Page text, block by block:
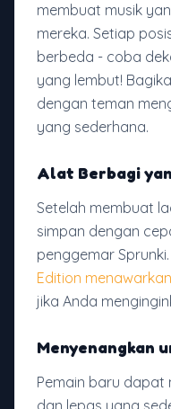
membuat musik
mereka. Setiap
berbeda - coba
yang lembut!
dengan teman
yang sederhana.
Alat Berbagi
Setelah membuat
simpan dengan
penggemar Sprunki.
Edition
jika Anda
Menyenangkan
Pemain baru dapat